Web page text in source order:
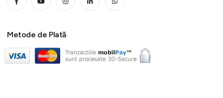
Metode de Plată